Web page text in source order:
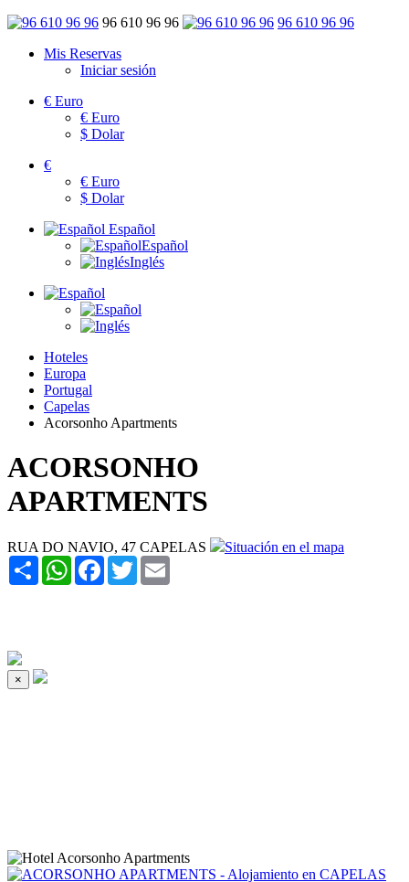
96 610 96 96
96 610 96 96
Mis Reservas
Iniciar sesión
€ Euro
€ Euro
$ Dolar
€
€ Euro
$ Dolar
Español
Español
Inglés
Hoteles
Europa
Portugal
Capelas
Acorsonho Apartments
ACORSONHO
APARTMENTS
RUA DO NAVIO, 47 CAPELAS
Situación en el mapa
Share WhatsAppFacebook
Twitter
×